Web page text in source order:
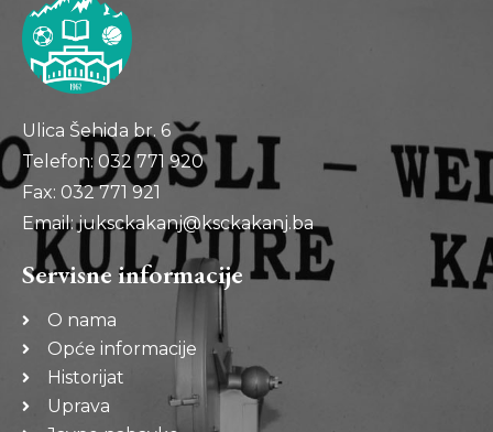
Ulica Šehida br. 6
Telefon: 032 771 920
Fax: 032 771 921
Email: juksckakanj@ksckakanj.ba
Servisne informacije
O nama
Opće informacije
Historijat
Uprava